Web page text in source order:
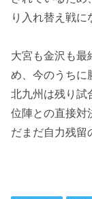
り入れ替え戦に
大宮も金沢も最
め、今のうちに
北九州は残り試
位陣との直接対
だまだ自力残留